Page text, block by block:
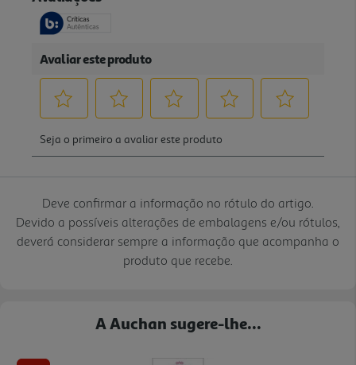
Deve confirmar a informação no rótulo do artigo.
Devido a possíveis alterações de embalagens e/ou rótulos,
deverá considerar sempre a informação que acompanha o
produto que recebe.
A Auchan sugere-lhe...